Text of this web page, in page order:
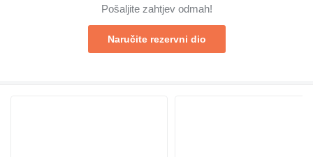
Pošaljite zahtjev odmah!
Naručite rezervni dio